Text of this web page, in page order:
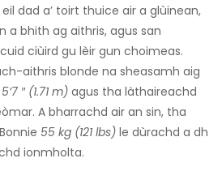
dad a’ toirt thuice air a glùinean,
a bhith ag aithris, agus san
ciùird gu lèir gun choimeas.
aithris blonde na sheasamh aig
5’7 ″ (1.71 m) agus tha làthaireachd
A bharrachd air an sin, tha
55 kg (121 lbs) le dùrachd a dh
ionmholta.